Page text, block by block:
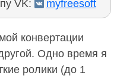
VK: myfreesoft
конвертации
Одно время я
ролики (до 1